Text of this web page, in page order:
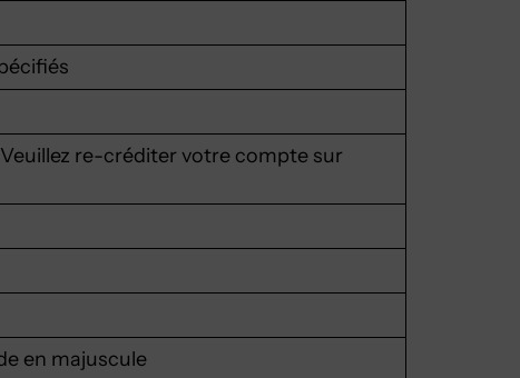
re-créditer votre compte sur
en majuscule